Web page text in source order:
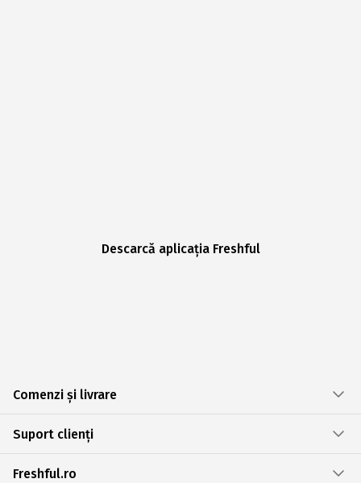
Descarcă aplicația Freshful
Comenzi și livrare
Suport clienți
Freshful.ro